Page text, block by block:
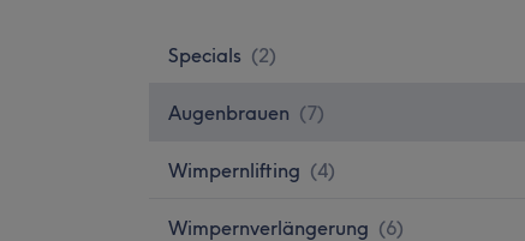
Specials (2)
Augenbrauen (7)
Wimpernlifting (4)
Wimpernverlängerung (6)